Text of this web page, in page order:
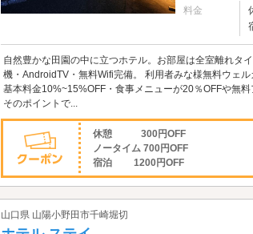
料金
自然豊かな田園の中に立つホテル。お部屋は全室離れタ
機・AndroidTV・無料Wifi完備。 利用者みな様無料ウェ
基本料金10%~15%OFF・食事メニューが20％OFFや無
そのポイントで...
休憩 300円OFF
ノータイム 700円OFF
宿泊 1200円OFF
山口県 山陽小野田市千崎堀切